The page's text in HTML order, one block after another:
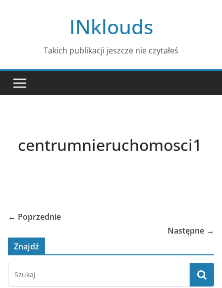
INklouds
Takich publikacji jeszcze nie czytałeś
centrumnieruchomosci1
← Poprzednie
Następne →
Znajdź